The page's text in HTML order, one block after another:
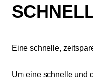
Eine schnelle,
Um eine schnelle und